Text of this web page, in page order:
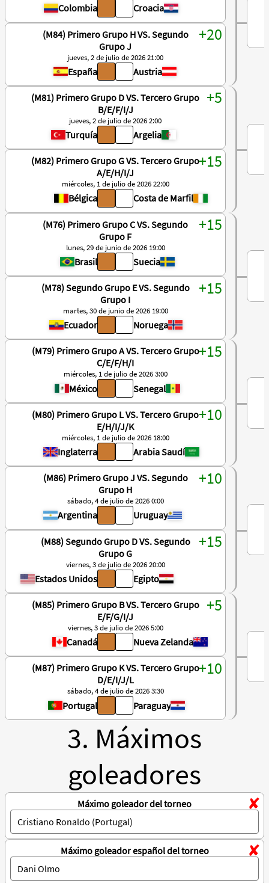
Colombia Croacia
(M84) Primero Grupo H VS. Segundo
Grupo J
jueves, 2 de julio de 2026 21:00
España Austria
(M81) Primero Grupo D VS. Tercero Grupo
B/E/F/I/J
jueves, 2 de julio de 2026 2:00
Turquía Argelia
(M82) Primero Grupo G VS. Tercero Grupo
A/E/H/I/J
miércoles, 1 de julio de 2026 22:00
Bélgica Costa de Marfil
(M76) Primero Grupo C VS. Segundo
Grupo F
lunes, 29 de junio de 2026 19:00
Brasil Suecia
(M78) Segundo Grupo E VS. Segundo
Grupo I
martes, 30 de junio de 2026 19:00
Ecuador Noruega
(M79) Primero Grupo A VS. Tercero Grupo
C/E/F/H/I
miércoles, 1 de julio de 2026 3:00
México Senegal
(M80) Primero Grupo L VS. Tercero Grupo
E/H/I/J/K
miércoles, 1 de julio de 2026 18:00
Inglaterra Arabia Saudí
(M86) Primero Grupo J VS. Segundo
Grupo H
sábado, 4 de julio de 2026 0:00
Argentina Uruguay
(M88) Segundo Grupo D VS. Segundo
Grupo G
viernes, 3 de julio de 2026 20:00
Estados Unidos Egipto
(M85) Primero Grupo B VS. Tercero Grupo
E/F/G/I/J
viernes, 3 de julio de 2026 5:00
Canadá Nueva Zelanda
(M87) Primero Grupo K VS. Tercero Grupo
D/E/I/J/L
sábado, 4 de julio de 2026 3:30
Portugal Paraguay
3. Máximos
goleadores
Máximo goleador del torneo
Máximo goleador español del torneo